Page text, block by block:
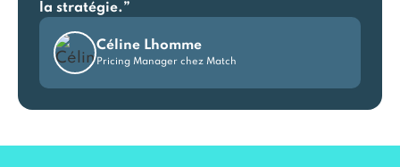
la stratégie.”
Céline Lhomme
Pricing Manager chez Match